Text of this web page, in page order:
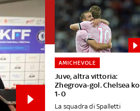
Juve, altra vittoria:
Zhegrova-gol. Chelsea ko
1-0
AMICHEVOLE
La squadra di Spalletti